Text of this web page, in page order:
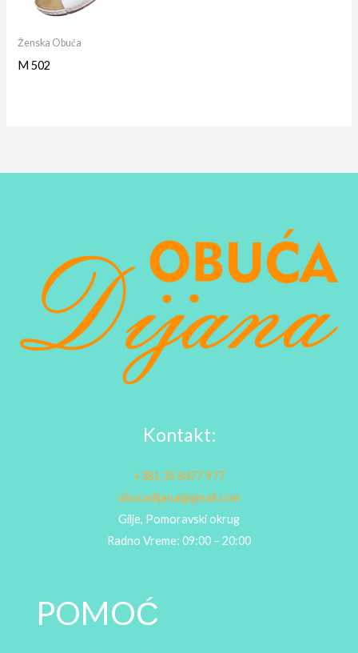
Ženska Obuća
M 502
Kontakt:
+381 35 8477 977
obucadijana@gmail.com
Gilje, Pomoravski okrug
Radno Vreme: 09:00 – 20:00
POMOĆ